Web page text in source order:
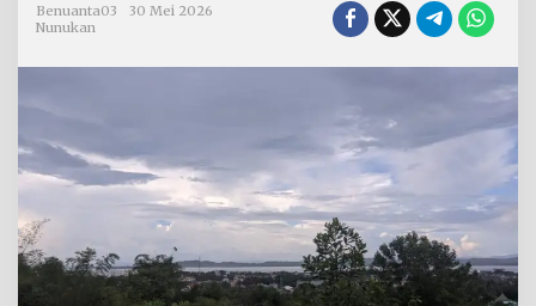
a
B
e
r
a
n
Benuanta03
30 Mei 2026
Nunukan